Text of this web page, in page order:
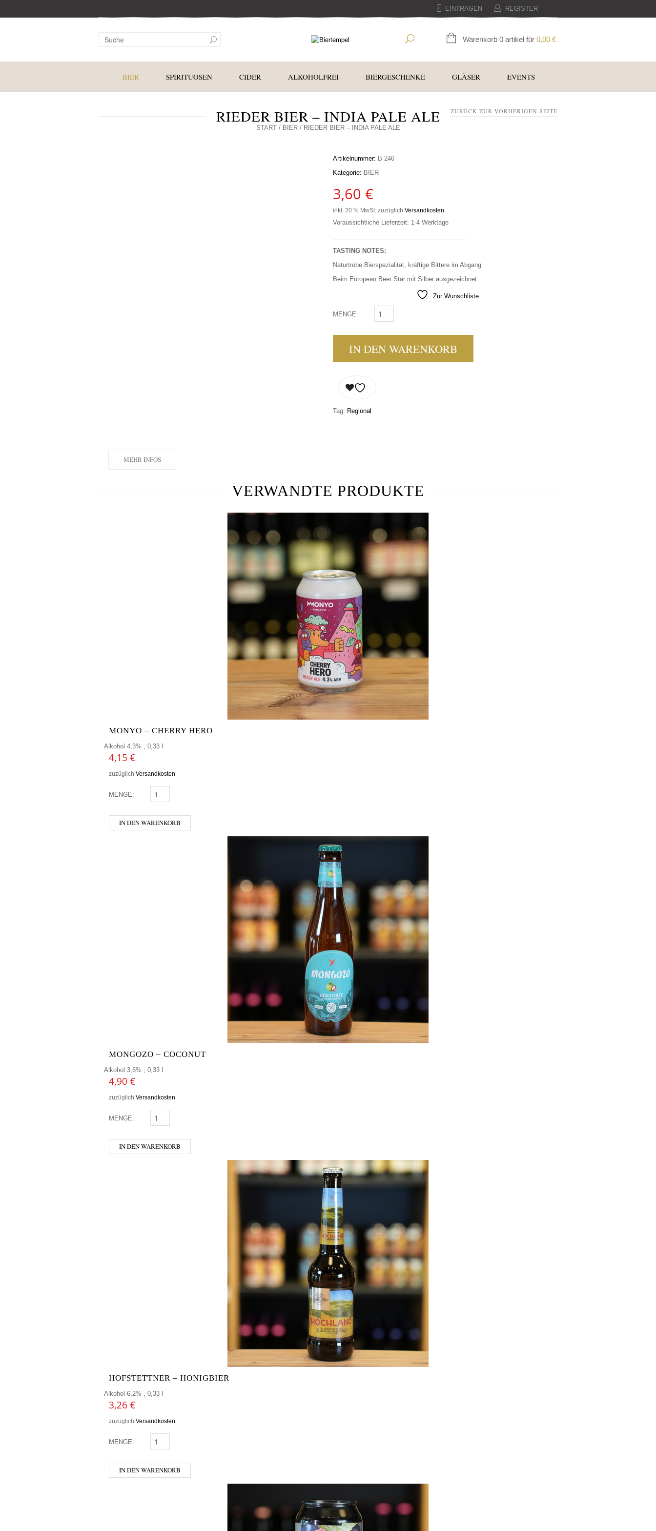
EINTRAGEN REGISTER
Warenkorb 0 artikel für 0,00 €
BIER SPIRITUOSEN CIDER ALKOHOLFREI BIERGESCHENKE GLÄSER EVENTS
RIEDER BIER – INDIA PALE ALE
START/ BIER/ RIEDER BIER – INDIA PALE ALE
ZURÜCK ZUR VORHERIGEN SEITE
Artikelnummer: B-246
Kategorie: BIER
3,60 €
inkl. 20 % MwSt. zuzüglich Versandkosten
Voraussichtliche Lieferzeit: 1-4 Werktage
TASTING NOTES:
Naturtrübe Bierspezialität, kräftige Bittere im Abgang
Beim European Beer Star mit Silber ausgezeichnet
Zur Wunschliste
MENGE: RIEDER BIER - INDIA PALE ALE MENGE
IN DEN WARENKORB
Tag: Regional
MEHR INFOS
VERWANDTE PRODUKTE
MONYO – CHERRY HERO
Alkohol 4,3% , 0,33 l
4,15 €
zuzüglich Versandkosten
MENGE: MONYO - CHERRY HERO MENGE
IN DEN WARENKORB
MONGOZO – COCONUT
Alkohol 3,6% , 0,33 l
4,90 €
zuzüglich Versandkosten
MENGE: MONGOZO - COCONUT MENGE
IN DEN WARENKORB
HOFSTETTNER – HONIGBIER
Alkohol 6,2% , 0,33 l
3,26 €
zuzüglich Versandkosten
MENGE: HOFSTETTNER - HONIGBIER MENGE
IN DEN WARENKORB